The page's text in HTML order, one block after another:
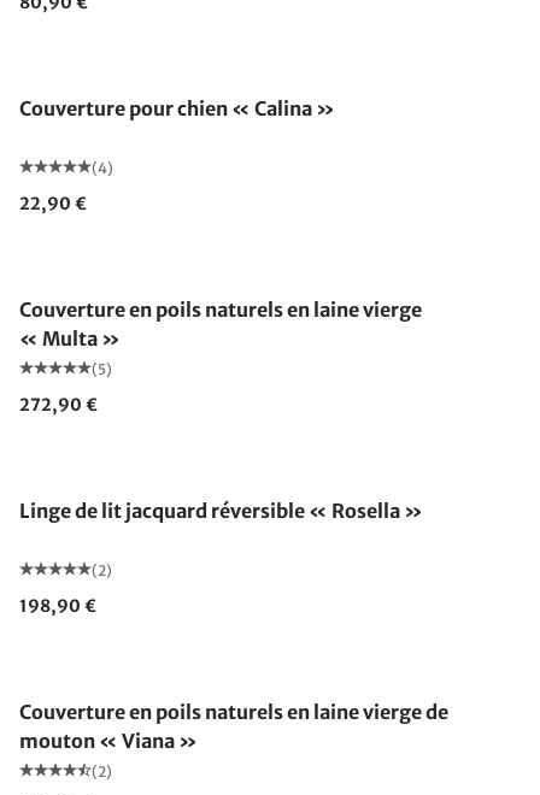
Couverture pour chien « Calina »
(4)
22,90 €
Couverture en poils naturels en laine vierge
« Multa »
(5)
272,90 €
Linge de lit jacquard réversible « Rosella »
(2)
198,90 €
Couverture en poils naturels en laine vierge de
mouton « Viana »
(2)